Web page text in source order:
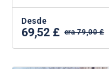
Desde
69,52 £ era 79,00 £